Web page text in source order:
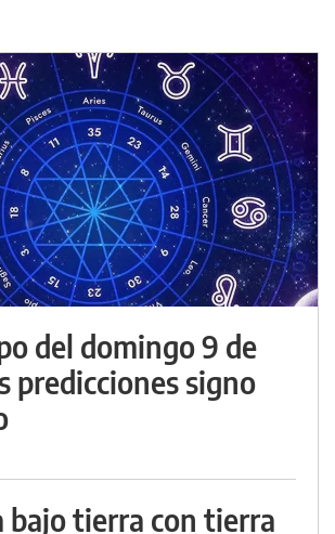
del domingo 9 de
predicciones signo
bajo tierra con tierra